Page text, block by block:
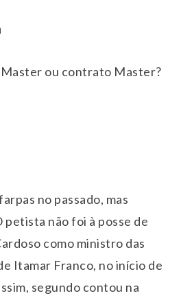
Master ou contrato Master?
no passado, mas
petista não foi à posse de
como ministro das
Itamar Franco, no início de
segundo contou na